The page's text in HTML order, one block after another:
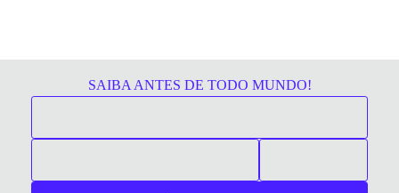
SAIBA ANTES DE TODO MUNDO!